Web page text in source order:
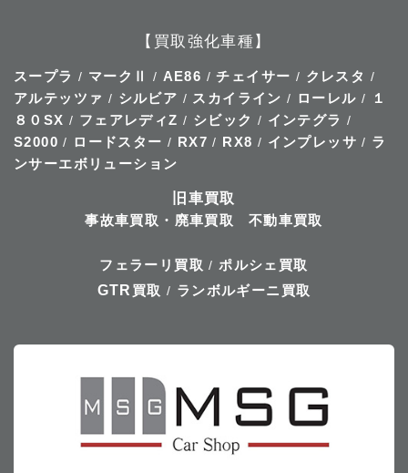
【買取強化車種】
スープラ / マークⅡ / AE86 /チェイサー / クレスタ /
アルテッツァ / シルビア / スカイライン / ローレル /
１
８０SX / フェアレディZ / シビック / インテグラ /
S2000 / ロードスター / RX7 / RX8 / インプレッサ / ラ
ンサーエボリューション
旧車買取
事故車買取・廃車買取
不動車買取
フェラーリ買取 / ポルシェ買取
GTR 買取 / ランボルギーニ買取